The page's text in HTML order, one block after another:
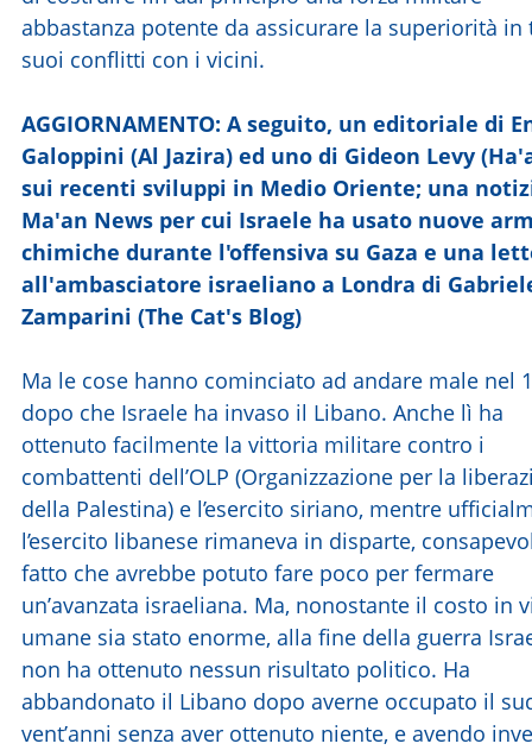
abbastanza potente da assicurare la superiorità
suoi conflitti con i vicini.
AGGIORNAMENTO: A seguito, un editoriale di
Galoppini (Al Jazira) ed uno di Gideon Levy
sui recenti sviluppi in Medio Oriente; una
Ma'an News per cui Israele ha usato nuove
chimiche durante l'offensiva su Gaza e una
all'ambasciatore israeliano a Londra di
Zamparini (The Cat's Blog)
Ma le cose hanno cominciato ad andare male nel
dopo che Israele ha invaso il Libano. Anche lì ha
ottenuto facilmente la vittoria militare contro i
combattenti dell’OLP (Organizzazione per la
della Palestina) e l’esercito siriano, mentre
l’esercito libanese rimaneva in disparte,
fatto che avrebbe potuto fare poco per fermare
un’avanzata israeliana. Ma, nonostante il costo in
umane sia stato enorme, alla fine della guerra
non ha ottenuto nessun risultato politico. Ha
abbandonato il Libano dopo averne occupato il
vent’anni senza aver ottenuto niente, e avendo